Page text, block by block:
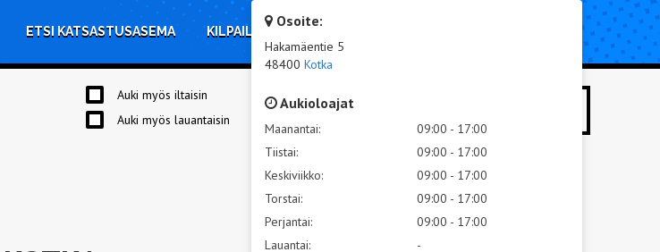
ETSI KATSASTUSASEMA KILPAILUTA KORJAUS
Auki myös iltaisin
Auki myös lauantaisin
Osoite:
Hakamäentie 5
48400 Kotka
Aukioloajat
Maanantai:
09:00 - 17:00
Tiistai:
09:00 - 17:00
Keskiviikko:
09:00 - 17:00
Torstai:
09:00 - 17:00
Perjantai:
09:00 - 17:00
Lauantai:
-